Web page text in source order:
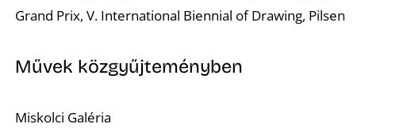
Grand Prix, V. International Biennial of Drawing, Pilsen
Művek közgyűjteményben
Miskolci Galéria